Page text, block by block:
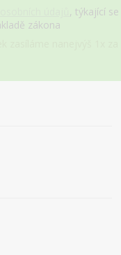
, týkající se
zákona